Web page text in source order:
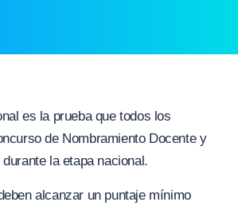
es la prueba que todos los
de Nombramiento Docente y
la etapa nacional.
alcanzar un puntaje mínimo